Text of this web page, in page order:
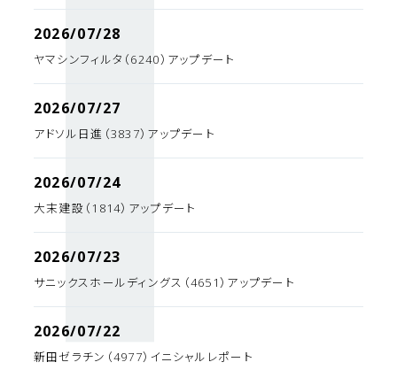
2026/07/28
ヤマシンフィルタ（6240）アップデート
2026/07/27
アドソル日進（3837）アップデート
2026/07/24
大末建設（1814）アップデート
2026/07/23
サニックスホールディングス（4651）アップデート
2026/07/22
新田ゼラチン（4977）イニシャルレポート